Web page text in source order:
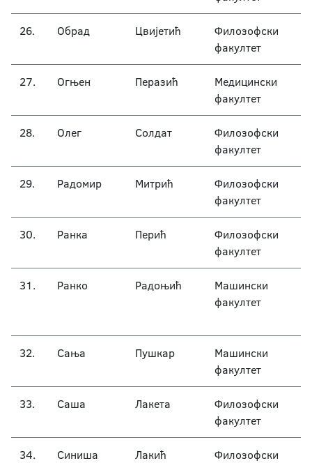
26. Обрад Цвијетић
Филозофски
факултет
27. Огњен Перазић
Медицински
факултет
28. Олег Солдат
Филозофски
факултет
29. Радомир Митрић
Филозофски
факултет
30. Ранка Перић
Филозофски
факултет
31. Ранко Радоњић
Машински
факултет
32. Сања Пушкар
Машински
факултет
33. Саша Лакета
Филозофски
факултет
34. Синиша Лакић
Филозофски